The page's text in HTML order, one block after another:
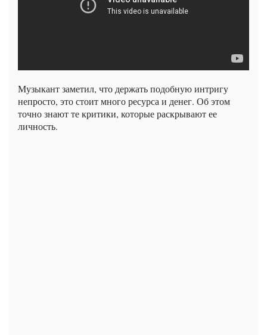
Музыкант заметил, что держать подобную интригу
непросто, это стоит много ресурса и денег. Об этом
точно знают те критики, которые раскрывают ее
личность.